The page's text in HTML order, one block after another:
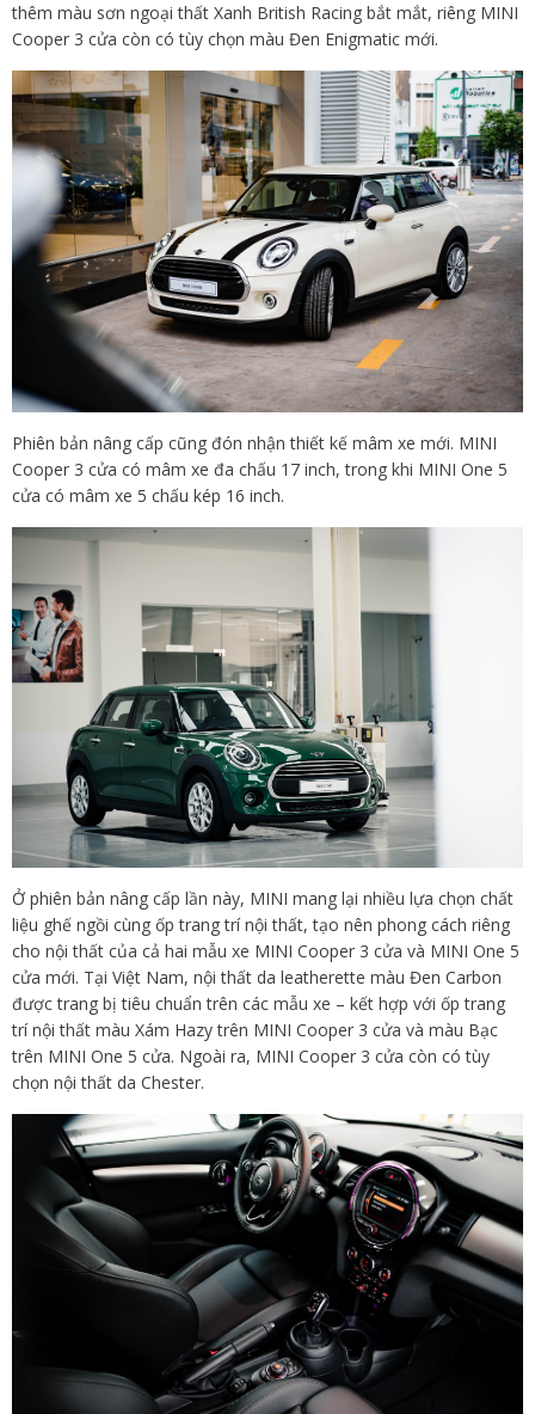
thêm màu sơn ngoại thất Xanh British Racing bắt mắt, riêng MINI
Cooper 3 cửa còn có tùy chọn màu Đen Enigmatic mới.
Phiên bản nâng cấp cũng đón nhận thiết kế mâm xe mới. MINI
Cooper 3 cửa có mâm xe đa chấu 17 inch, trong khi MINI One 5
cửa có mâm xe 5 chấu kép 16 inch.
Ở phiên bản nâng cấp lần này, MINI mang lại nhiều lựa chọn chất
liệu ghế ngồi cùng ốp trang trí nội thất, tạo nên phong cách riêng
cho nội thất của cả hai mẫu xe MINI Cooper 3 cửa và MINI One 5
cửa mới. Tại Việt Nam, nội thất da leatherette màu Đen Carbon
được trang bị tiêu chuẩn trên các mẫu xe – kết hợp với ốp trang
trí nội thất màu Xám Hazy trên MINI Cooper 3 cửa và màu Bạc
trên MINI One 5 cửa. Ngoài ra, MINI Cooper 3 cửa còn có tùy
chọn nội thất da Chester.